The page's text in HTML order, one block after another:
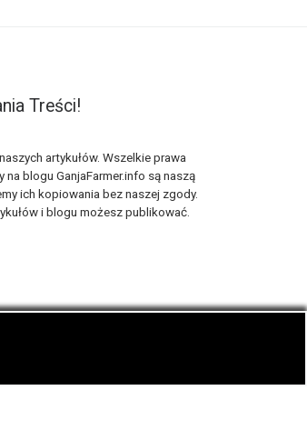
Treści!
artykułów. Wszelkie prawa
na blogu GanjaFarmer.info są naszą
ich kopiowania bez naszej zgody.
i blogu możesz publikować.
Ganja Farmer.